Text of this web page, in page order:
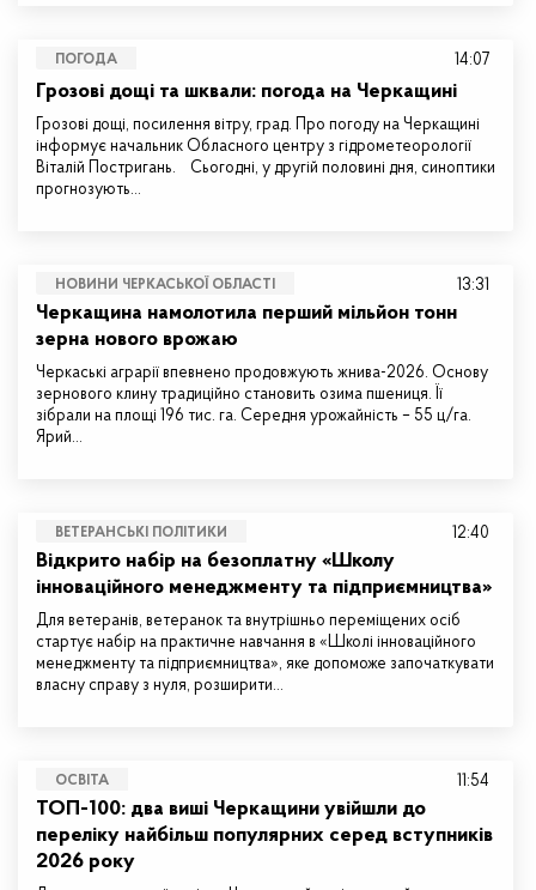
ПОГОДА
Грозові дощі та шквали: погода на Черкащині
Грозові дощі, посилення вітру, град. Про погоду на Черкащині
інформує начальник Обласного центру з гідрометеорології
Віталій Постригань. Сьогодні, у другій половині дня, синоптики
прогнозують…
14:07
НОВИНИ ЧЕРКАСЬКОЇ ОБЛАСТІ
Черкащина намолотила перший мільйон тонн
зерна нового врожаю
Черкаські аграрії впевнено продовжують жнива-2026. Основу
зернового клину традиційно становить озима пшениця. Її
зібрали на площі 196 тис. га. Середня урожайність – 55 ц/га.
Ярий…
13:31
ВЕТЕРАНСЬКІ ПОЛІТИКИ
Відкрито набір на безоплатну «Школу
інноваційного менеджменту та підприємництва»
Для ветеранів, ветеранок та внутрішньо переміщених осіб
стартує набір на практичне навчання в «Школі інноваційного
менеджменту та підприємництва», яке допоможе започаткувати
власну справу з нуля, розширити…
12:40
ОСВІТА
ТОП-100: два виші Черкащини увійшли до
переліку найбільш популярних серед вступників
2026 року
11:54